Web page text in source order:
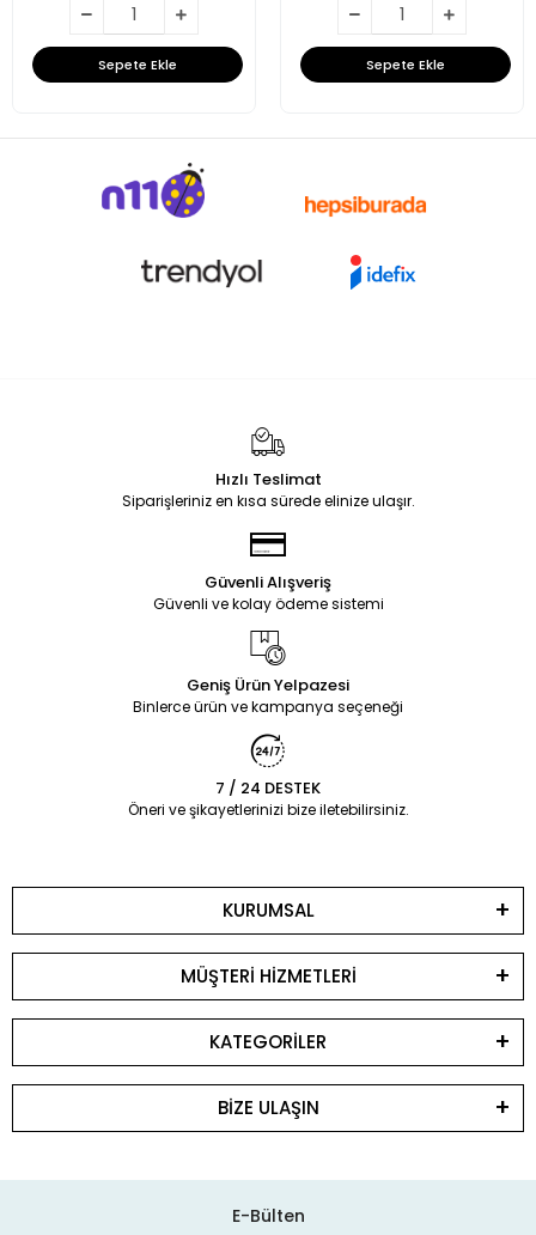
Sepete Ekle Sepete Ekle
Hızlı Teslimat
Siparişleriniz en kısa sürede elinize ulaşır.
Güvenli Alışveriş
Güvenli ve kolay ödeme sistemi
Geniş Ürün Yelpazesi
Binlerce ürün ve kampanya seçeneği
7 / 24 DESTEK
Öneri ve şikayetlerinizi bize iletebilirsiniz.
KURUMSAL
MÜŞTERİ HİZMETLERİ
KATEGORİLER
BİZE ULAŞIN
E-Bülten